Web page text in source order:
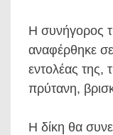
Η συνήγορος
αναφέρθηκε
εντολέας της,
πρύτανη,
Η δίκη θα